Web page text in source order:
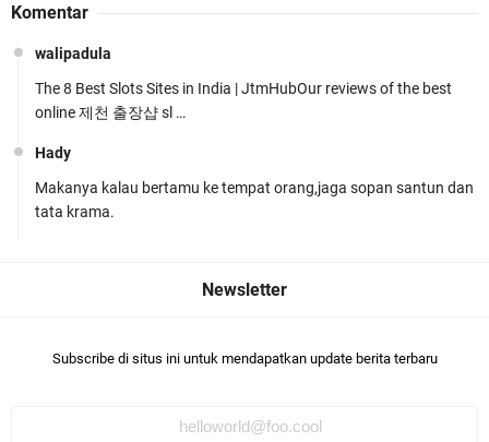
Rosyadi, S.H. Siap Melanjukan
Ditlantas Polda NTB Edukasi Tertib Berlalu di
Polda NTB Apresiasi BKTM Lelede Sampaikan
Komentar
walipadula
The 8 Best Slots Sites in India | JtmHubOur reviews of the best
online 제천 출장샵 sl …
Hady
Makanya kalau bertamu ke tempat orang,jaga sopan santun dan
tata krama.
Subscribe di situs ini untuk mendapatkan update berita terbaru